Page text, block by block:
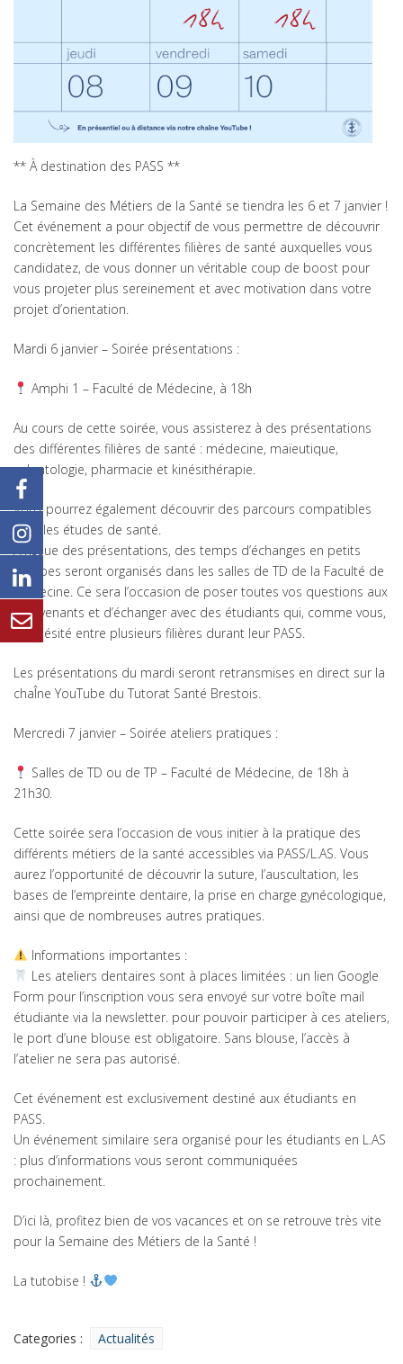
** À destination des PASS **
La Semaine des Métiers de la Santé se tiendra les 6 et 7 janvier !
Cet événement a pour objectif de vous permettre de découvrir
concrètement les différentes filières de santé auxquelles vous
candidatez, de vous donner un véritable coup de boost pour
vous projeter plus sereinement et avec motivation dans votre
projet d’orientation.
Mardi 6 janvier – Soirée présentations :
Amphi 1 – Faculté de Médecine, à 18h
Au cours de cette soirée, vous assisterez à des présentations
des différentes filières de santé : médecine, maïeutique,
odontologie, pharmacie et kinésithérapie.
Vous pourrez également découvrir des parcours compatibles
avec les études de santé.
À l’issue des présentations, des temps d’échanges en petits
groupes seront organisés dans les salles de TD de la Faculté de
Médecine. Ce sera l’occasion de poser toutes vos questions aux
intervenants et d’échanger avec des étudiants qui, comme vous,
ont hésité entre plusieurs filières durant leur PASS.
Les présentations du mardi seront retransmises en direct sur la
chaÎne YouTube du Tutorat Santé Brestois.
Mercredi 7 janvier – Soirée ateliers pratiques :
Salles de TD ou de TP – Faculté de Médecine, de 18h à
21h30.
Cette soirée sera l’occasion de vous initier à la pratique des
différents métiers de la santé accessibles via PASS/L.AS. Vous
aurez l’opportunité de découvrir la suture, l’auscultation, les
bases de l’empreinte dentaire, la prise en charge gynécologique,
ainsi que de nombreuses autres pratiques.
Informations importantes :
Les ateliers dentaires sont à places limitées : un lien Google
Form pour l’inscription vous sera envoyé sur votre boîte mail
étudiante via la newsletter. pour pouvoir participer à ces ateliers,
le port d’une blouse est obligatoire. Sans blouse, l’accès à
l’atelier ne sera pas autorisé.
Cet événement est exclusivement destiné aux étudiants en
PASS.
Un événement similaire sera organisé pour les étudiants en L.AS
: plus d’informations vous seront communiquées
prochainement.
D’ici là, profitez bien de vos vacances et on se retrouve très vite
pour la Semaine des Métiers de la Santé !
La tutobise !
Categories : Catégories
Actualités